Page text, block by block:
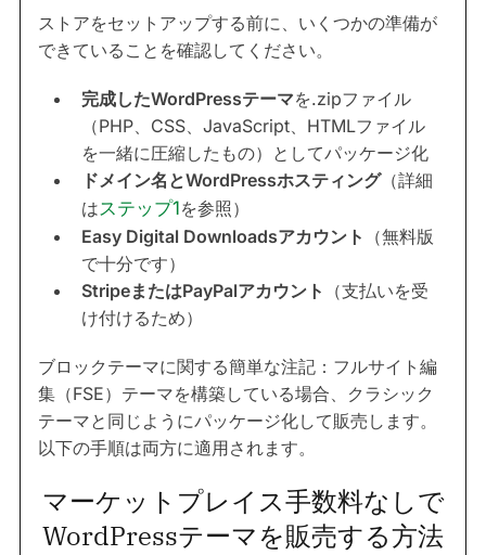
ストアをセットアップする前に、いくつかの準備が
できていることを確認してください。
完成したWordPressテーマを.zipファイル
（PHP、CSS、JavaScript、HTMLファイル
を一緒に圧縮したもの）としてパッケージ化
ドメイン名とWordPressホスティング（詳細
はステップ1を参照）
Easy Digital Downloadsアカウント
（無料版
で十分です）
StripeまたはPayPalアカウント
（支払いを受
け付けるため）
ブロックテーマに関する簡単な注記：フルサイト編
集（FSE）テーマを構築している場合、クラシック
テーマと同じようにパッケージ化して販売します。
以下の手順は両方に適用されます。
マーケットプレイス手数料なしで
WordPressテーマを販売する方法